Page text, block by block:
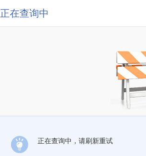
正在查询中
正在查询中，请刷新重试